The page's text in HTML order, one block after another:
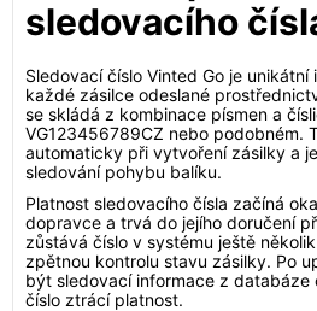
sledovacího
Sledovací číslo Vinted Go je
každé zásilce odeslané
se skládá z kombinace písmen a
VG123456789CZ nebo podobném.
automaticky při vytvoření zásilky a
sledování pohybu balíku.
Platnost sledovacího čísla začíná
dopravce a trvá do jejího doručení
zůstává číslo v systému ještě
zpětnou kontrolu stavu zásilky. Po
být sledovací informace z databáze
číslo ztrácí platnost.